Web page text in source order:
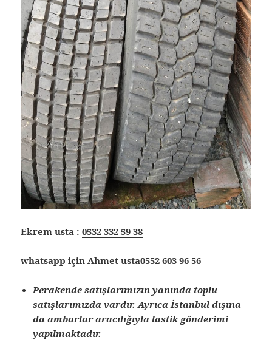
Ekrem usta :0532 332 59 38
whatsapp için Ahmet usta0552 603 96 56
Perakende satışlarımızın yanında toplu
satışlarımızda vardır. Ayrıca İstanbul dışına
da ambarlar aracılığıyla lastik gönderimi
yapılmaktadır.